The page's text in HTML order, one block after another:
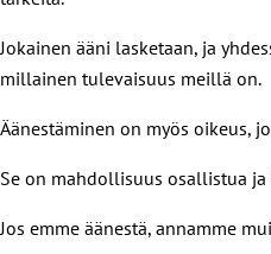
Jokainen ääni lasketaan, ja
millainen tulevaisuus meillä on.
Äänestäminen on myös oikeus,
Se on mahdollisuus osallistua
Jos emme äänestä, annamme